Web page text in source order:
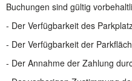
Buchungen sind gültig
- Der Verfügbarkeit des
- Der Verfügbarkeit der
- Der Annahme der Zahlung